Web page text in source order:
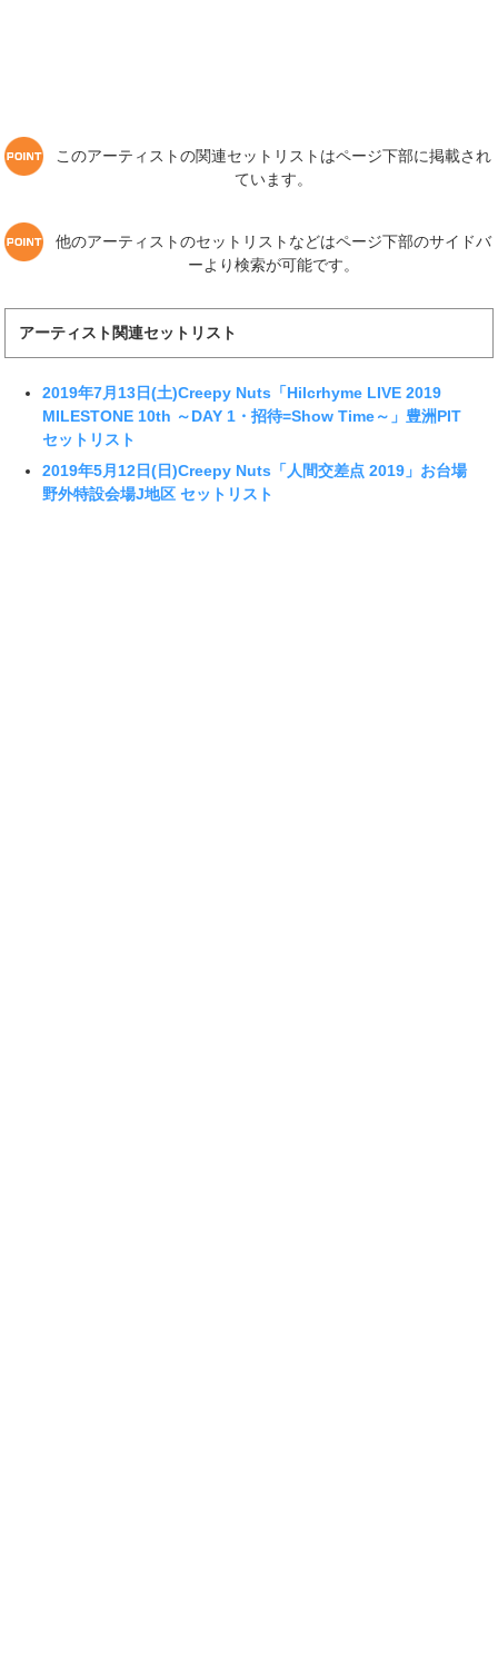
このアーティストの関連セットリストはページ下部に掲載され
ています。
他のアーティストのセットリストなどはページ下部のサイドバ
ーより検索が可能です。
アーティスト関連セットリスト
2019年7月13日(土)Creepy Nuts「Hilcrhyme LIVE 2019
MILESTONE 10th ～DAY 1・招待=Show Time～」豊洲PIT
セットリスト
2019年5月12日(日)Creepy Nuts「人間交差点 2019」お台場
野外特設会場J地区 セットリスト